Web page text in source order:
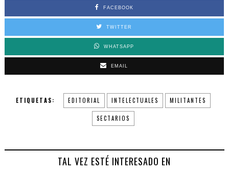
FACEBOOK
TWITTER
WHATSAPP
EMAIL
ETIQUETAS: EDITORIAL INTELECTUALES MILITANTES
SECTARIOS
TAL VEZ ESTÉ INTERESADO EN